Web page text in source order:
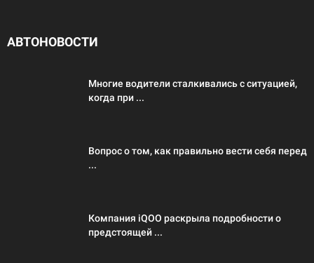
АВТОНОВОСТИ
Многие водители сталкивались с ситуацией,
когда при ...
Вопрос о том, как правильно вести себя перед
...
Компания iQOO раскрыла подробности о
предстоящей ...